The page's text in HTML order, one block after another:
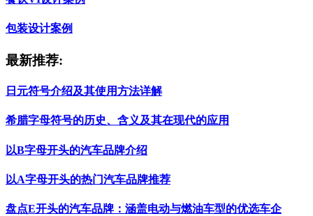
包装设计案例
最新推荐:
日元符号介绍及其使用方法详解
希腊字母符号的历史、含义及其在现代的应用
以B字母开头的汽车品牌介绍
以A字母开头的热门汽车品牌推荐
盘点E开头的汽车品牌：涵盖电动与燃油车型的优选车企